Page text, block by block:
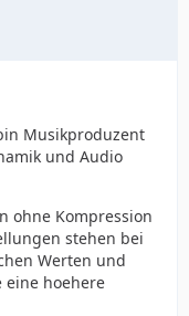
Musikproduzent
und Audio
ohne Kompression
stehen bei
Werten und
eine hoehere